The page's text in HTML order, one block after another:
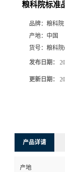
粮科院标准
品牌： 粮科院
产地： 中国
货号： 粮科院
发布日期：
更新日期：
产品详请
产地